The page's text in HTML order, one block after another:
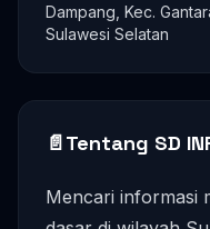
Dampang, Kec.
Sulawesi Selatan
📄Tentang SD
Mencari informasi